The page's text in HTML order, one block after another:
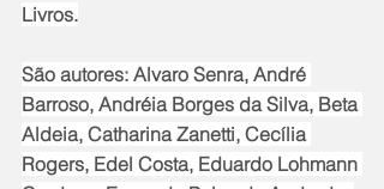
Livros.
São autores: Alvaro Senra, André
Barroso, Andréia Borges da Silva, Beta
Aldeia, Catharina Zanetti, Cecília
Rogers, Edel Costa, Eduardo Lohmann